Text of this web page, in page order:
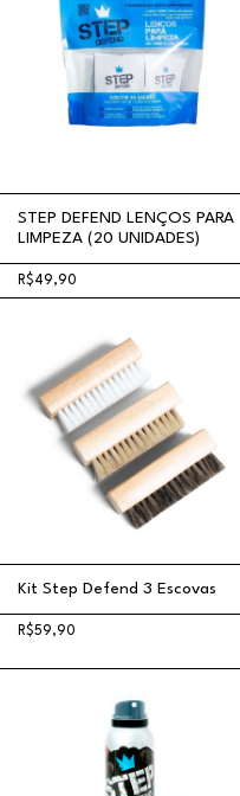
STEP DEFEND LENÇOS PARA
LIMPEZA (20 UNIDADES)
R$49,90
Kit Step Defend 3 Escovas
R$59,90